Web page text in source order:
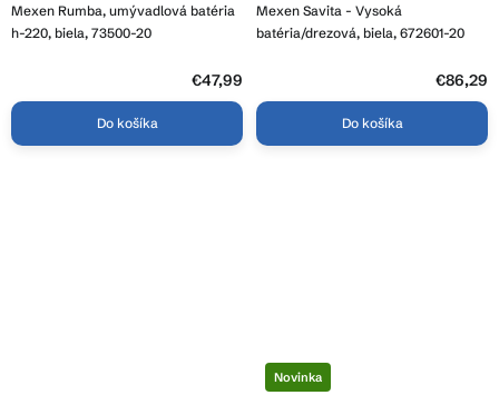
Mexen Rumba, umývadlová batéria
h-220, biela, 73500-20
€47,99
Do košíka
Mexen Savita - Vysoká
batéria/drezová, biela, 672601-20
€86,29
Do košíka
Novinka